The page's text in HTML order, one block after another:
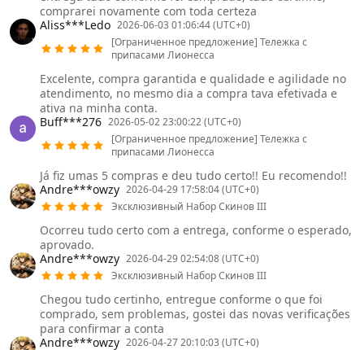
comprarei novamente com toda certeza
Aliss***Ledo 2026-06-03 01:06:44 (UTC+0)
[Ограниченное предложение] Тележка с
припасами Лионесса
Excelente, compra garantida e qualidade e agilidade no
atendimento, no mesmo dia a compra tava efetivada e
ativa na minha conta.
Buff***276 2026-05-02 23:00:22 (UTC+0)
[Ограниченное предложение] Тележка с
припасами Лионесса
Já fiz umas 5 compras e deu tudo certo!! Eu recomendo!!
Andre***owzy 2026-04-29 17:58:04 (UTC+0)
Эксклюзивный Набор Скинов III
Ocorreu tudo certo com a entrega, conforme o esperado,
aprovado.
Andre***owzy 2026-04-29 02:54:08 (UTC+0)
Эксклюзивный Набор Скинов III
Chegou tudo certinho, entregue conforme o que foi
comprado, sem problemas, gostei das novas verificações
para confirmar a conta
Andre***owzy 2026-04-27 20:10:03 (UTC+0)